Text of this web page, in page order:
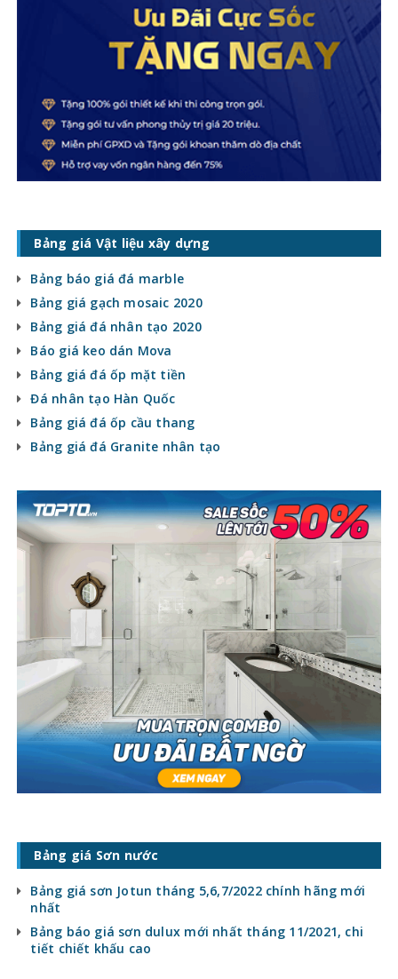
Bảng giá Vật liệu xây dựng
Bảng báo giá đá marble
Bảng giá gạch mosaic 2020
Bảng giá đá nhân tạo 2020
Báo giá keo dán Mova
Bảng giá đá ốp mặt tiền
Đá nhân tạo Hàn Quốc
Bảng giá đá ốp cầu thang
Bảng giá đá Granite nhân tạo
Bảng giá Sơn nước
Bảng giá sơn Jotun tháng 5,6,7/2022 chính hãng mới
nhất
Bảng báo giá sơn dulux mới nhất tháng 11/2021, chi
tiết chiết khấu cao